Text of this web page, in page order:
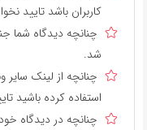
کاربران باشد تایید
چنانچه دیدگاه شما
شد.
چنانچه از لینک
استفاده کرده باشید
چنانچه در دیدگاه